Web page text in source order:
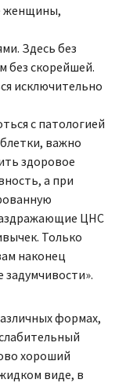
женщины,
Здесь без
без скорейшей.
исключительно
с патологией
важно
здоровое
а при
ЦНС
Только
наконец
задумчивости».
формах,
хороший
виде, в